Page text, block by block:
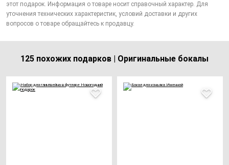
этот подарок. Информация о товаре носит справочный характер. Для
уточнения технических характеристик, условий доставки и других
вопросов о товаре обращайтесь к продавцу.
125 похожих подарков | Оригинальные бокалы